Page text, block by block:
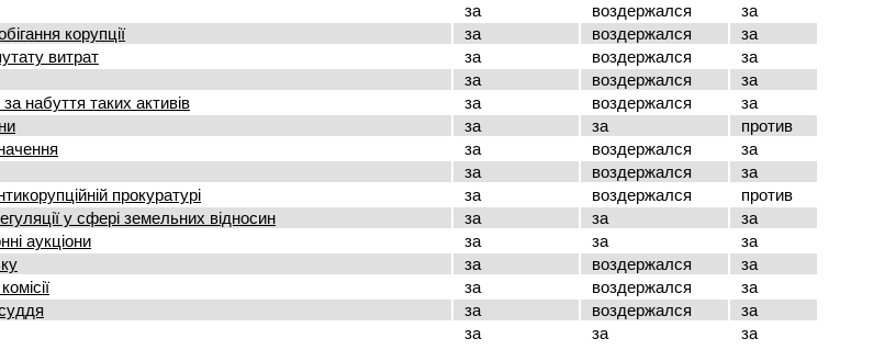
за воздержался
за
корупції за воздержался
за
витрат за воздержался
за
за воздержался
за
набуття таких активів за воздержался
за
за за
против
за воздержался
за
за воздержался
за
прокуратурі за воздержался
против
у сфері земельних відносин за за
за
аукціони за за
за
за воздержался
за
за воздержался
за
за воздержался
за
за за за